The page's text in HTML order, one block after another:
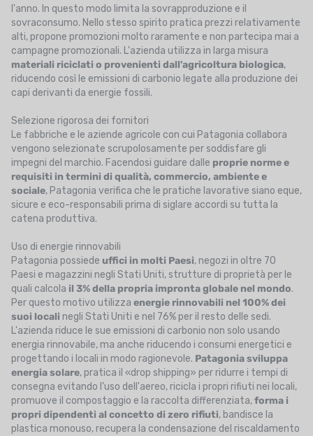
l'anno. In questo modo limita la sovrapproduzione e il
sovraconsumo. Nello stesso spirito pratica prezzi relativamente
alti, propone promozioni molto raramente e non partecipa mai a
campagne promozionali. L'azienda utilizza in larga misura
materiali riciclati o provenienti dall'agricoltura biologica,
riducendo così le emissioni di carbonio legate alla produzione dei
capi derivanti da energie fossili.
Selezione rigorosa dei fornitori
Le fabbriche e le aziende agricole con cui Patagonia collabora
vengono selezionate scrupolosamente per soddisfare gli
impegni del marchio. Facendosi guidare dalle proprie norme e
requisiti in termini di qualità, commercio, ambiente e
sociale, Patagonia verifica che le pratiche lavorative siano eque,
sicure e eco-responsabili prima di siglare accordi su tutta la
catena produttiva.
Uso di energie rinnovabili
Patagonia possiede uffici in molti Paesi, negozi in oltre 70
Paesi e magazzini negli Stati Uniti, strutture di proprietà per le
quali calcola il 3% della propria impronta globale nel mondo.
Per questo motivo utilizza energie rinnovabili nel 100% dei
suoi locali negli Stati Uniti e nel 76% per il resto delle sedi.
L'azienda riduce le sue emissioni di carbonio non solo usando
energia rinnovabile, ma anche riducendo i consumi energetici e
progettando i locali in modo ragionevole. Patagonia sviluppa
energia solare, pratica il «drop shipping» per ridurre i tempi di
consegna evitando l'uso dell'aereo, ricicla i propri rifiuti nei locali,
promuove il compostaggio e la raccolta differenziata,forma i
propri dipendenti al concetto di zero rifiuti, bandisce la
plastica monouso, recupera la condensazione del riscaldamento